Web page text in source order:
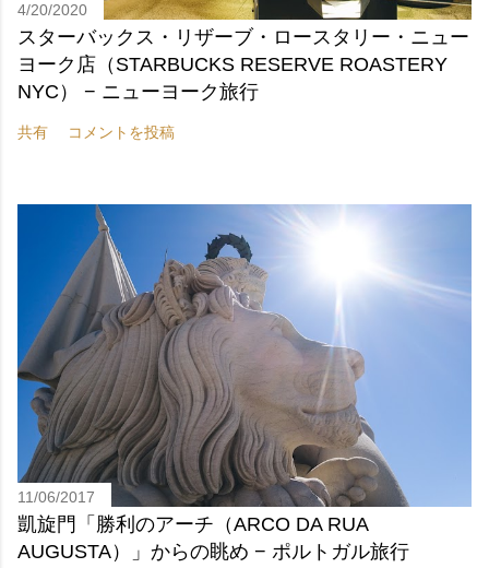
4/20/2020
スターバックス・リザーブ・ロースタリー・ニュー
ヨーク店（STARBUCKS RESERVE ROASTERY
NYC） − ニューヨーク旅行
共有 コメントを投稿
11/06/2017
凱旋門「勝利のアーチ（ARCO DA RUA
AUGUSTA）」からの眺め − ポルトガル旅行